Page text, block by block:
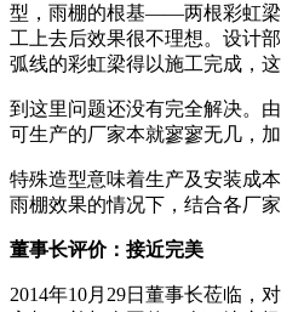
型，雨棚的根基——两根彩虹梁
工上去后效果很不理想。设计
弧线的彩虹梁得以施工完成，
到这里问题还没有完全解决。
可生产的厂家本就寥寥无几，
特殊造型意味着生产及安装成
雨棚效果的情况下，结合各厂
董事长评价：接近完美
2014年10月29日董事长莅临，